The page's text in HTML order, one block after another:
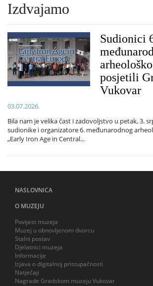
Izdvajamo
Sudionici
posjetili
Vukovar
03.07.2026.
Bila nam je velika čast i zadovoljstvo u petak, 3.
sudionike i organizatore 6. međunarodnog
„Early Iron Age in Central...
NASLOVNICA
O MUZEJU
Povijest muzeja
Muzej u obnovljenom dvorcu
Stalni postav
Djelatnici muzeja
Informacije
Izjava o digitalnoj pristupačnosti
Natječaji
Nagrade Gradskom muzeju Vukovar